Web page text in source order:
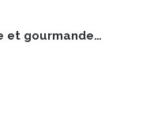
et gourmande…